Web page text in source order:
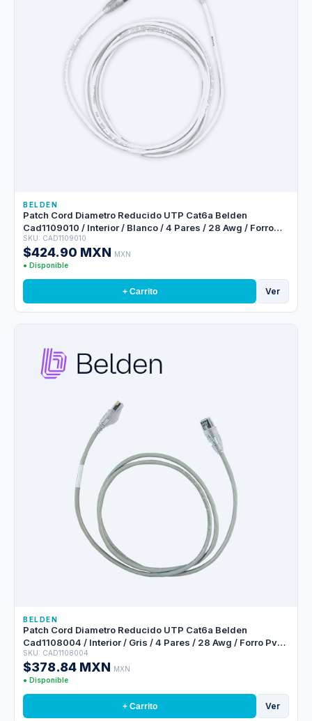
BELDEN
Patch Cord Diametro Reducido UTP Cat6a Belden
Cad1109010 / Interior / Blanco / 4 Pares / 28 Awg / Forro
Pvc / Cmr / 10 Pies 3 Metros
SKU: CAD1109010
$424.90 MXN MXN
● Disponible
+ Carrito Ver
BELDEN
Patch Cord Diametro Reducido UTP Cat6a Belden
Cad1108004 / Interior / Gris / 4 Pares / 28 Awg / Forro Pvc /
Cmr / 4 Pies 1.2 Metros
SKU: CAD1108004
$378.84 MXN MXN
● Disponible
+ Carrito Ver